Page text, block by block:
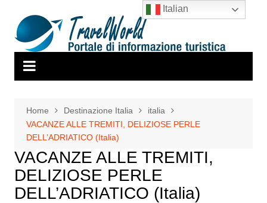
contenuto
Home Destinazione Italia
italia
VACANZE ALLE TREMITI, DELIZIOSE PERLE
DELL’ADRIATICO (Italia)
VACANZE ALLE TREMITI,
DELIZIOSE PERLE
DELL’ADRIATICO (Italia)
Italian